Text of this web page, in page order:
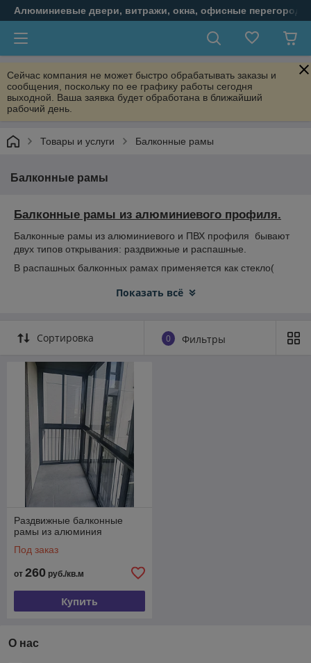
Алюминиевые двери, витражи, окна, офисные
Сейчас компания не может быстро обрабатывать заказы и
сообщения, поскольку по ее графику работы сегодня
выходной. Ваша заявка будет обработана в ближайший
рабочий день.
Товары и услуги Балконные рамы
Балконные рамы
Балконные рамы из алюминиевого профиля.
Балконные рамы из алюминиевого и ПВХ профиля бывают
двух типов открывания: раздвижные и распашные.
В распашных балконных рамах применяется как стекло(
Показать всё
Сортировка 0 Фильтры
Раздвижные балконные
рамы из алюминия
Под заказ
от 260 руб./кв.м
Купить
О нас